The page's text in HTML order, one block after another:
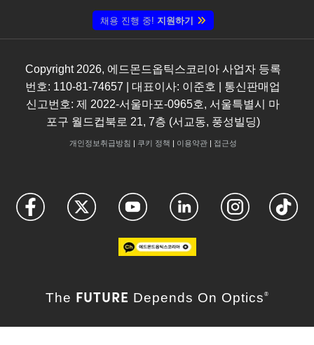
채용 진행 중! 지원하기
Copyright 2026, 에드몬드옵틱스코리아 사업자 등록
번호: 110-81-74657 | 대표이사: 이준호 | 통신판매업
신고번호: 제 2022-서울마포-0965호, 서울특별시 마
포구 월드컵북로 21, 7층 (서교동, 풍성빌딩)
개인정보취급방침 쿠키 정책 이용약관| 접근성
The FUTURE Depends On Optics ®